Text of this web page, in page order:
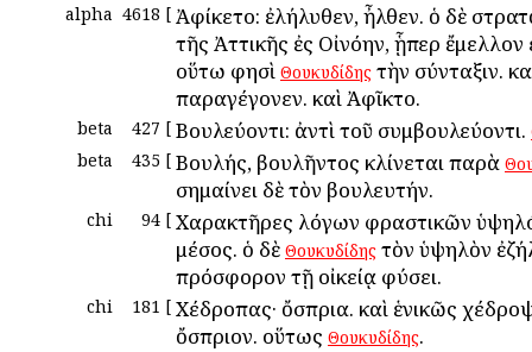
alpha 4618 [ Ἀφίκετο: ἐλήλυθεν, ἦλθεν. ὁ δὲ
τῆς Ἀττικῆς ἐς Οἰνόην, ᾗπερ ἔμελλον
οὕτω φησὶ Θουκυδίδης τὴν σύνταξιν.
παραγέγονεν. καὶ Ἀφῖκτο.
beta 427 [ Βουλεύοντι: ἀντὶ τοῦ συμβουλεύοντι.
beta
435 [ Βουλής, βουλῆντος κλίνεται παρὰ
σημαίνει δὲ τὸν βουλευτήν.
chi 94 [ Χαρακτῆρες λόγων φραστικῶν
μέσος. ὁ δὲ Θουκυδίδης τὸν ὑψηλὸν
πρόσφορον τῇ οἰκείᾳ φύσει.
chi 181 [ Χέδροπας· ὄσπρια. καὶ ἑνικῶς
ὄσπριον. οὕτως Θουκυδίδης.